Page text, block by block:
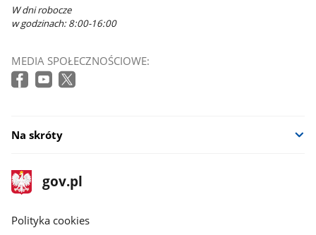
W dni robocze
w godzinach: 8:00-16:00
MEDIA SPOŁECZNOŚCIOWE:
Na skróty
stopka
gov.pl
Strona
gov.pl
gov.pl
Polityka cookies